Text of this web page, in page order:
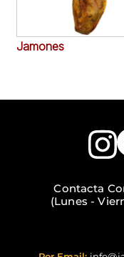
Jamones
Contacta
(Lunes -